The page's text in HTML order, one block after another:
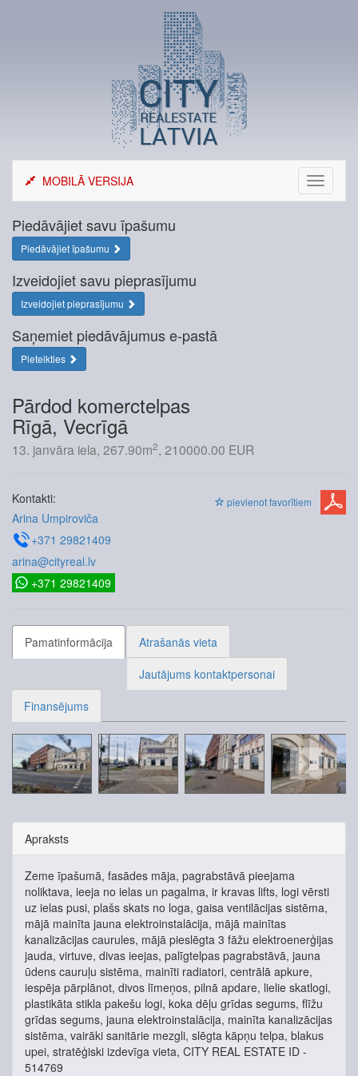
Toggle
MOBILĀ VERSIJA
Piedāvājiet savu īpašumu
Piedāvājiet īpašumu
Izveidojiet savu pieprasījumu
Izveidojiet pieprasījumu
Saņemiet piedāvājumus e-pastā
Pieteikties
Pārdod komerctelpas
Rīgā, Vecrīgā
13. janvāra iela, 267.90m2, 210000.00 EUR
pievienot favorītiem
Kontakti:
Arina Umpiroviča
+371 29821409
arina@cityreal.lv
+371 29821409
Pamatinformācija
Atrašanās vieta
Jautājums kontaktpersonai
Finansējums
Apraksts
Zeme īpašumā, fasādes māja, pagrabstāvā pieejama
noliktava, ieeja no ielas un pagalma, ir kravas lifts, logi vērsti
uz ielas pusi, plašs skats no loga, gaisa ventilācijas sistēma,
mājā mainīta jauna elektroinstalācija, mājā mainītas
kanalizācijas caurules, mājā pieslēgta 3 fāžu elektroenerģijas
jauda, virtuve, divas ieejas, palīgtelpas pagrabstāvā, jauna
ūdens cauruļu sistēma, mainīti radiatori, centrālā apkure,
iespēja pārplānot, divos līmeņos, pilnā apdare, lielie skatlogi,
plastikāta stikla pakešu logi, koka dēļu grīdas segums, flīžu
grīdas segums, jauna elektroinstalācija, mainīta kanalizācijas
sistēma, vairāki sanitārie mezgli, slēgta kāpņu telpa, blakus
upei, stratēģiski izdevīga vieta, CITY REAL ESTATE ID -
514769